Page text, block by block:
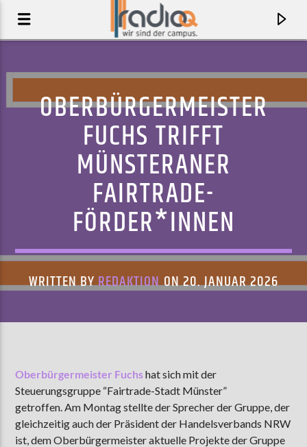
AKTUELLER TRACK
UNDERTOW (VINCE CLARKE REMIX)
THE HIDDEN CAMERAS
MOEBIUS
00:00 18:00
OBERBÜRGERMEISTER
FUCHS TRIFFT
MÜNSTERANER
FAIRTRADE-
FÖRDER*INNEN
WRITTEN BYREDAKTIONON 20. JANUAR 2026
Oberbürgermeister Fuchshat sich mit der
Steuerungsgruppe “Fairtrade-Stadt Münster”
getroffen. Am Montag stellte der Sprecher der Gruppe, der
gleichzeitig auch der Präsident der Handelsverbands NRW
ist, dem Oberbürgermeister aktuelle Projekte der Gruppe